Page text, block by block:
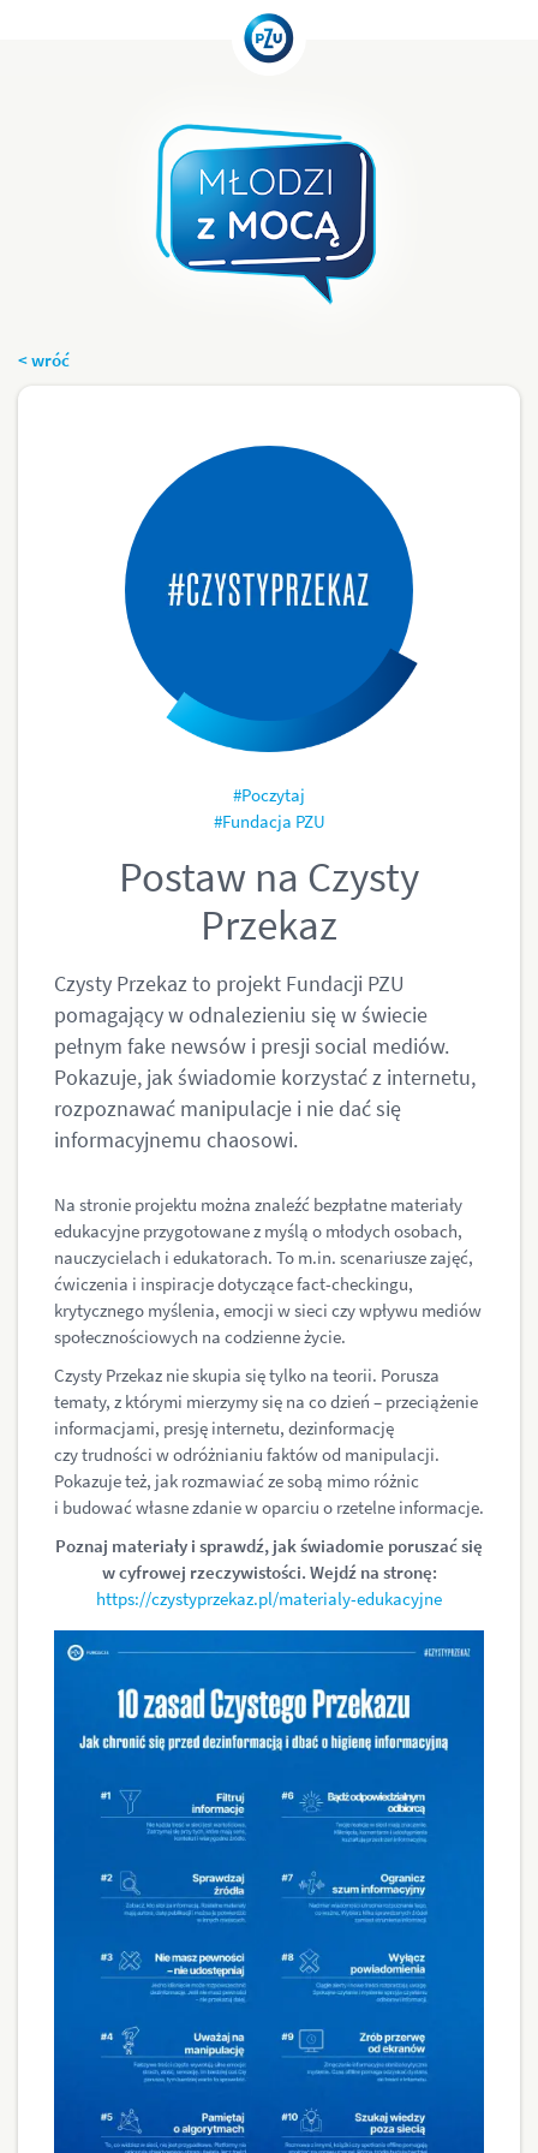
< wróć
#Poczytaj
#Fundacja PZU
Postaw na Czysty
Przekaz
Czysty Przekaz to projekt Fundacji PZU
pomagający w odnalezieniu się w świecie
pełnym fake newsów i presji social mediów.
Pokazuje, jak świadomie korzystać z internetu,
rozpoznawać manipulacje i nie dać się
informacyjnemu chaosowi.
Na stronie projektu można znaleźć bezpłatne materiały
edukacyjne przygotowane z myślą o młodych osobach,
nauczycielach i edukatorach. To m.in. scenariusze zajęć,
ćwiczenia i inspiracje dotyczącefact-checkingu,
krytycznego myślenia, emocji w sieci czy wpływu mediów
społecznościowych na codzienne życie.
Czysty Przekaz nie skupia się tylko na teorii. Porusza
tematy, z którymi mierzymy się na co dzień – przeciążenie
informacjami, presję internetu, dezinformację
czy trudności w odróżnianiu faktów od manipulacji.
Pokazuje też, jak rozmawiać ze sobą mimo różnic
i budować własne zdanie w oparciu o rzetelne informacje.
Poznaj materiały i sprawdź, jak świadomie poruszać się
w cyfrowej rzeczywistości. Wejdź na stronę:
https://czystyprzekaz.pl/materialy-edukacyjne